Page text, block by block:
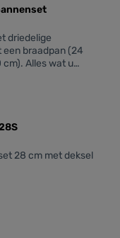
Ja
driedelige
braadpan (24
Alles wat u
elke dag
28 cm met deksel